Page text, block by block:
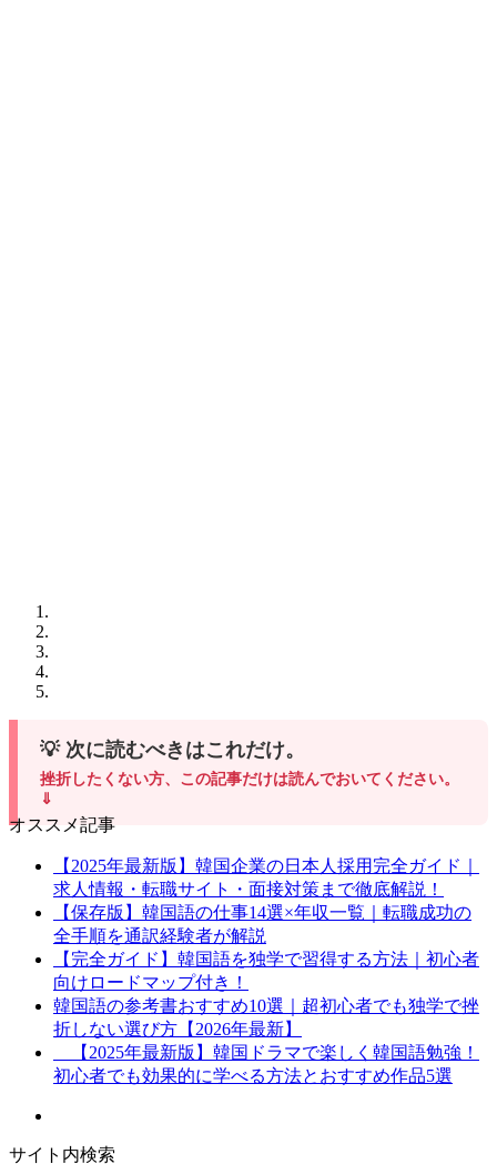
💡 次に読むべきはこれだけ。
挫折したくない方、この記事だけは読んでおいてください。
⇓
オススメ記事
【2025年最新版】韓国企業の日本人採用完全ガイド｜
求人情報・転職サイト・面接対策まで徹底解説！
【保存版】韓国語の仕事14選×年収一覧｜転職成功の
全手順を通訳経験者が解説
【完全ガイド】韓国語を独学で習得する方法｜初心者
向けロードマップ付き！
韓国語の参考書おすすめ10選｜超初心者でも独学で挫
折しない選び方【2026年最新】
【2025年最新版】韓国ドラマで楽しく韓国語勉強！
初心者でも効果的に学べる方法とおすすめ作品5選
サイト内検索